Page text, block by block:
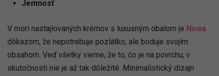
Jemnosť
V mori nastajlovaných krémov s luxusným obalom je Nivea
dôkazom, že nepotrebuje pozlátko, ale boduje svojím
obsahom. Veď všetky vieme, že to, čo je na povrchu, v
skutočnosti nie je až tak dôležité. Minimalistický dizajn